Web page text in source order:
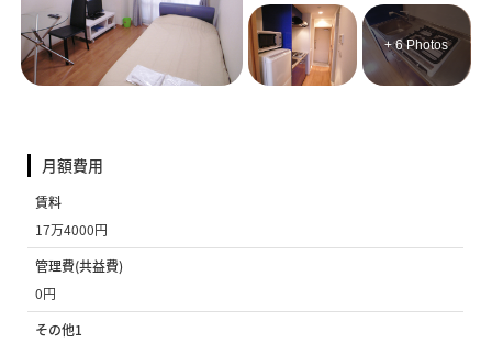
+ 6 Photos
月額費用
賃料
17万4000円
管理費(共益費)
0円
その他1